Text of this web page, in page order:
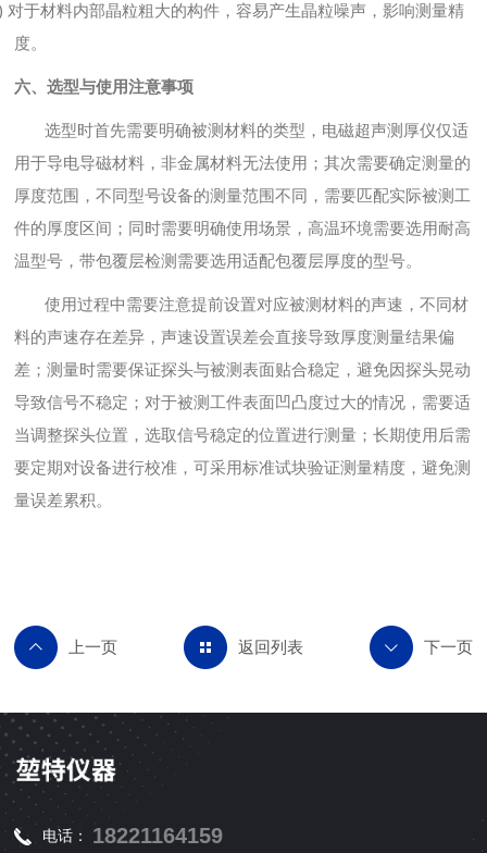
对于材料内部晶粒粗大的构件，容易产生晶粒噪声，影响测量精
度。
六、选型与使用注意事项
选型时首先需要明确被测材料的类型，电磁超声测厚仪仅适
用于导电导磁材料，非金属材料无法使用；其次需要确定测量的
厚度范围，不同型号设备的测量范围不同，需要匹配实际被测工
件的厚度区间；同时需要明确使用场景，高温环境需要选用耐高
温型号，带包覆层检测需要选用适配包覆层厚度的型号。
使用过程中需要注意提前设置对应被测材料的声速，不同材
料的声速存在差异，声速设置误差会直接导致厚度测量结果偏
差；测量时需要保证探头与被测表面贴合稳定，避免因探头晃动
导致信号不稳定；对于被测工件表面凹凸度过大的情况，需要适
当调整探头位置，选取信号稳定的位置进行测量；长期使用后需
要定期对设备进行校准，可采用标准试块验证测量精度，避免测
量误差累积。
返回列表
电话： 18221164159